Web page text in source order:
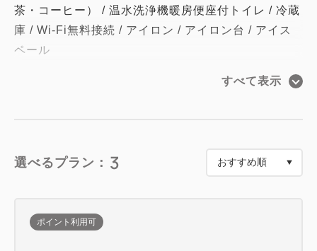
茶・コーヒー） / 温水洗浄機暖房便座付トイレ / 冷蔵
庫 / Wi-Fi無料接続 / アイロン / アイロン台 / アイス
ペール
ェイス＆ハンドソープ / 歯ブラシ / ヘアブラシ / 綿棒
/ ひげ剃り / アフターシェービングクリーム / ナイテ
すべて表示
選べるプラン： 3
ポイント利用可